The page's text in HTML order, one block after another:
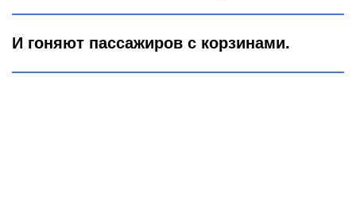
И гоняют пассажиров с корзинами.